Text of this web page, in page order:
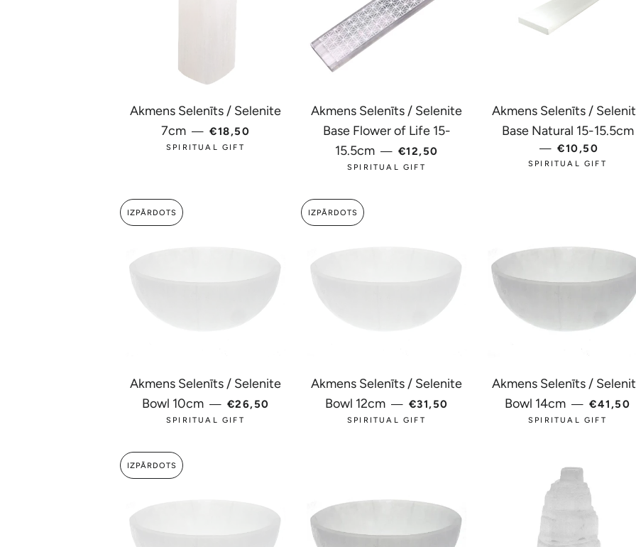
Akmens Selenīts / Selenite
7cm — PARASTĀ CENA
€18,50
SPIRITUAL GIFT
Akmens Selenīts / Selenite
Base Flower of Life 15-
15.5cm — PARASTĀ CENA
€12,50
SPIRITUAL GIFT
Akmens Selenīts /
Base Natural 15-15.5cm
— PARASTĀ
€10,50
SPIRITUAL GIFT
IZPĀRDOTS
Akmens Selenīts / Selenite
Bowl 10cm — PARASTĀ CENA
€26,50
SPIRITUAL GIFT
IZPĀRDOTS
Akmens Selenīts / Selenite
Bowl 12cm — PARASTĀ CENA
€31,50
SPIRITUAL GIFT
Akmens Selenīts /
Bowl 14cm — €41,50
SPIRITUAL GIFT
IZPĀRDOTS